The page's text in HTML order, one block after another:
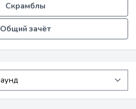
Скрамблы
Общий зачёт